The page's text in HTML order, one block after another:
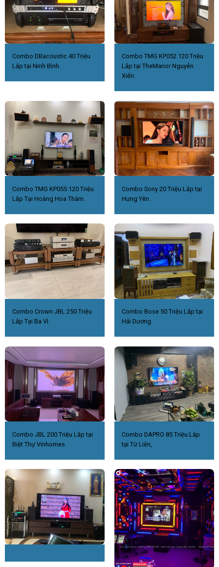
Combo DBacoustic 40 Triệu
Lắp tại Ninh Bình.
Combo TMG KP052 120 Triệu
Lắp tại TheManor Nguyễn
Xiển.
Combo TMG KP055 120 Triệu
Lắp Tại Hoàng Hoa Thám.
Combo Sony 20 Triệu Lắp tại
Hưng Yên.
Combo Crown JBL 250 Triệu
Lắp Tại Ba Vì.
Combo Bose 50 Triệu Lắp tại
Hải Dương.
Combo JBL 200 Triệu Lắp tại
Biệt Thự Vinhomes
Combo DAPRO 85 Triệu.Lắp
tại Tứ Liên,